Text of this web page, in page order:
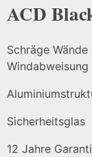
ACD
Schräge
Windabweisung
Sicherheitsglas
12 Jahre